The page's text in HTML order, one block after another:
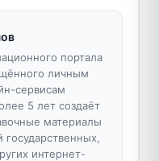
портала
личным
сервисам
5 лет создаёт
материалы
государственных,
интернет-